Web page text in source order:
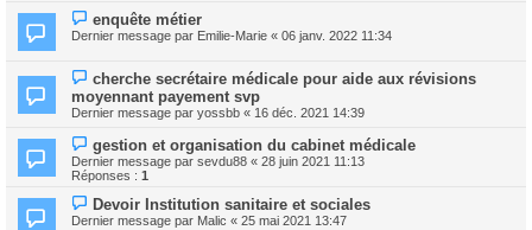
enquête métier
Dernier message par Emilie-Marie « 06 janv. 2022 11:34
cherche secrétaire médicale pour aide aux révisions
moyennant payement svp
Dernier message par yossbb « 16 déc. 2021 14:39
gestion et organisation du cabinet médicale
Dernier message par sevdu88 « 28 juin 2021 11:13
Réponses : 1
Devoir Institution sanitaire et sociales
Dernier message par Malic « 25 mai 2021 13:47